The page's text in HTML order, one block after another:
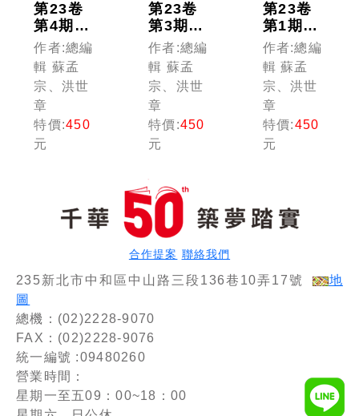
第23卷
第4期
(產業與
管理論
壇)
作者:總編
輯 蘇孟
宗、洪世
章
特價:450
元
第23卷
第3期
(產業與
管理論
壇)
作者:總編
輯 蘇孟
宗、洪世
章
特價:450
元
第23卷
第1期
(產業與
管理論
壇)
作者:總編
輯 蘇孟
宗、洪世
章
特價:450
元
合作提案 聯絡我們
235新北市中和區中山路三段136巷10弄17號
地
圖
總機：(02)2228-9070
FAX：(02)2228-9076
統一編號 :09480260
營業時間：
星期一至五09：00~18：00